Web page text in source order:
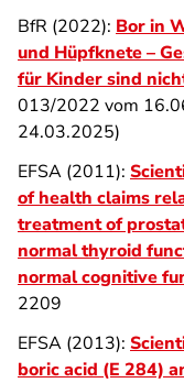
BfR (2022): Bor in
und Hüpfknete –
für Kinder sind
013/2022 vom
24.03.2025)
EFSA (2011):
of health claims
treatment of
normal thyroid
normal cognitive
2209
EFSA (2013):
boric acid (E 284)